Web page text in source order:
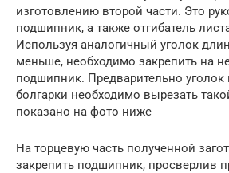
изготовлению второй части. Это
подшипник, а также отгибатель
Используя аналогичный уголок
меньше, необходимо закрепить на
подшипник. Предварительно
болгарки необходимо вырезать
показано на фото ниже
На торцевую часть полученной
закрепить подшипник, просверлив